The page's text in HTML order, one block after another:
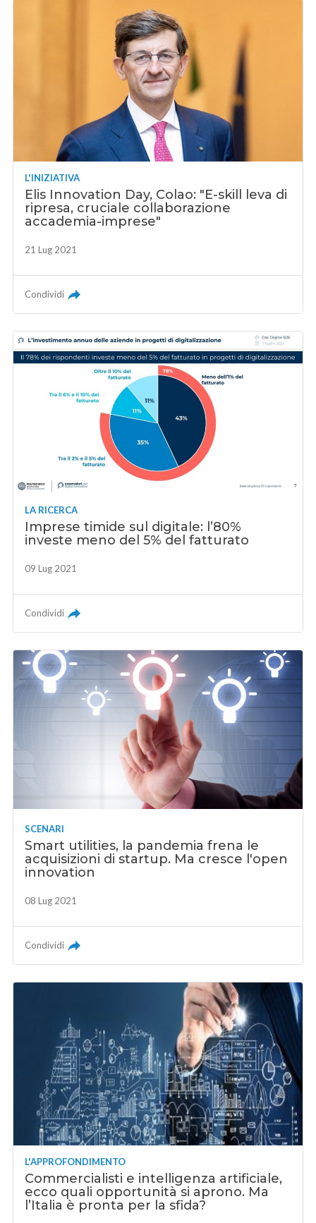
L'INIZIATIVA
Elis Innovation Day, Colao: "E-skill leva di
ripresa, cruciale collaborazione
accademia-imprese"
21 Lug 2021
Condividi
LA RICERCA
Imprese timide sul digitale: l’80%
investe meno del 5% del fatturato
09 Lug 2021
Condividi
SCENARI
Smart utilities, la pandemia frena le
acquisizioni di startup. Ma cresce l'open
innovation
08 Lug 2021
Condividi
L'APPROFONDIMENTO
Commercialisti e intelligenza artificiale,
ecco quali opportunità si aprono. Ma
l’Italia è pronta per la sfida?